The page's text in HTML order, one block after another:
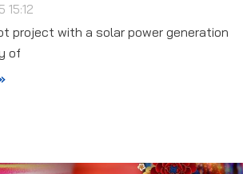
15:12
project with a solar power generation
of